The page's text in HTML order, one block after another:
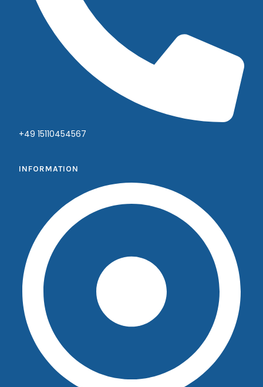
+49 15110454567
INFORMATION